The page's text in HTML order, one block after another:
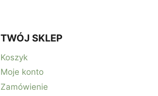
TWÓJ SKLEP
Koszyk
Moje konto
Zamówienie